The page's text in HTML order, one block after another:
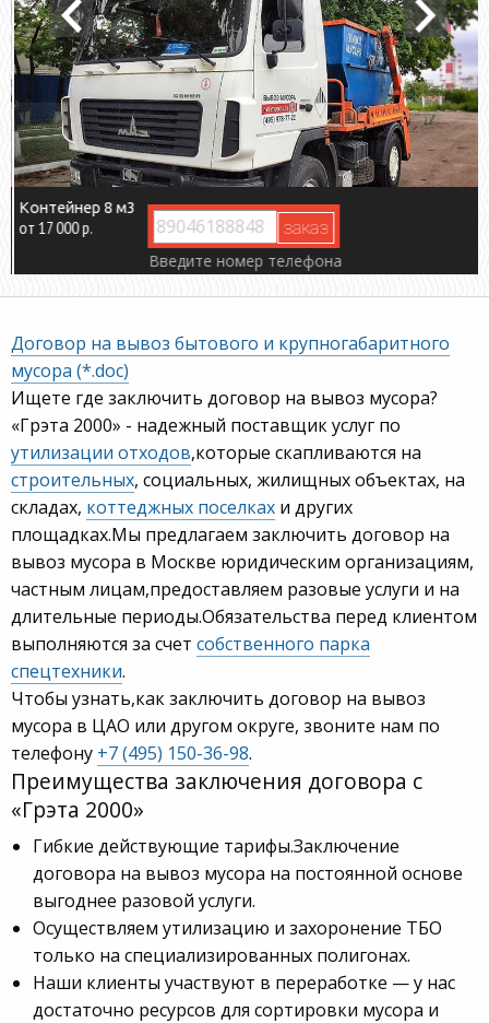
Контейнер 8 м3
от 17 000 р.
Введите номер телефона
Договор на вывоз бытового и крупногабаритного
мусора (*.doc)
Ищете где заключить договор на вывоз мусора?
«Грэта 2000» - надежный поставщик услуг по
утилизации отходов,которые скапливаются на
строительных, социальных, жилищных объектах, на
складах, коттеджных поселках и других
площадках.Мы предлагаем заключить договор на
вывоз мусора в Москве юридическим организациям,
частным лицам,предоставляем разовые услуги и на
длительные периоды.Обязательства перед клиентом
выполняются за счет собственного парка
спецтехники.
Чтобы узнать,как заключить договор на вывоз
мусора в ЦАО или другом округе, звоните нам по
телефону +7 (495) 150-36-98.
Преимущества заключения договора с
«Грэта 2000»
Гибкие действующие тарифы.Заключение
договора на вывоз мусора на постоянной основе
выгоднее разовой услуги.
Осуществляем утилизацию и захоронение ТБО
только на специализированных полигонах.
Наши клиенты участвуют в переработке — у нас
достаточно ресурсов для сортировки мусора и